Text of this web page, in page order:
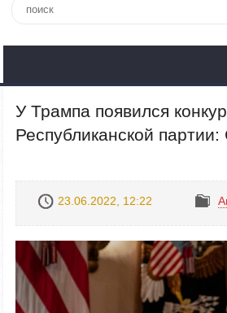
У Трампа появился
Республиканской партии:
23.06.2022, 12:22